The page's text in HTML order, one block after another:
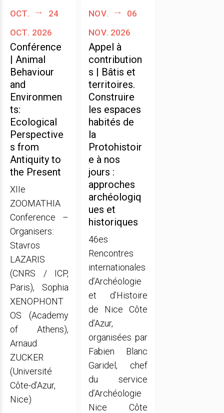
oct.
24
oct. 2026
Conférence
| Animal
Behaviour
and
Environmen
ts:
Ecological
Perspective
s from
Antiquity to
the Present
XIIe
ZOOMATHIA
Conference –
Organisers:
Stavros
LAZARIS
(CNRS / ICP,
Paris), Sophia
XENOPHONT
OS (Academy
of Athens),
Arnaud
ZUCKER
(Université
Côte-d’Azur,
Nice)
nov.
06
nov. 2026
Appel à
contribution
s | Bâtis et
territoires.
Construire
les espaces
habités de
la
Protohistoir
e à nos
jours :
approches
archéologiq
ues et
historiques
46es
Rencontres
internationales
d’Archéologie
et d’Histoire
de Nice Côte
d’Azur,
organisées par
Fabien Blanc
Garidel, chef
du service
d’Archéologie
Nice Côte